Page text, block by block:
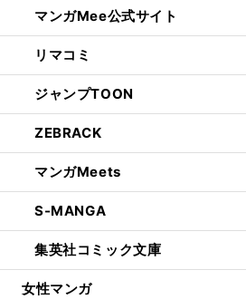
マンガMee公式サイト
リマコミ
ジャンプTOON
ZEBRACK
マンガMeets
S-MANGA
集英社コミック文庫
女性マンガ